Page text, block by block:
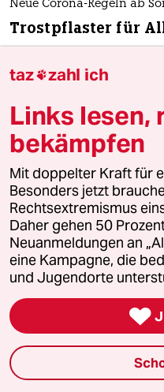
Neue Corona-Regeln ab
Trostpflaster für
Der Senat bestätigt die
Verlängerung, weicht die
Eltern auf. Unterricht in
Von Stefan Alberti
taz zahl ich
Links lesen,
bekämpfen
Mit doppelter Kraft für
Besonders jetzt
Rechtsextremismus
Daher gehen 50
Neuanmeldungen an
eine Kampagne, die
und Jugendorte
